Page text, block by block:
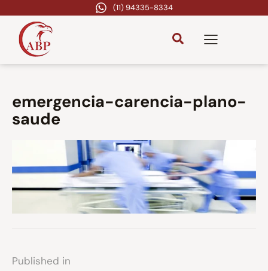
(11) 94335-8334
emergencia-carencia-plano-
saude
Published in